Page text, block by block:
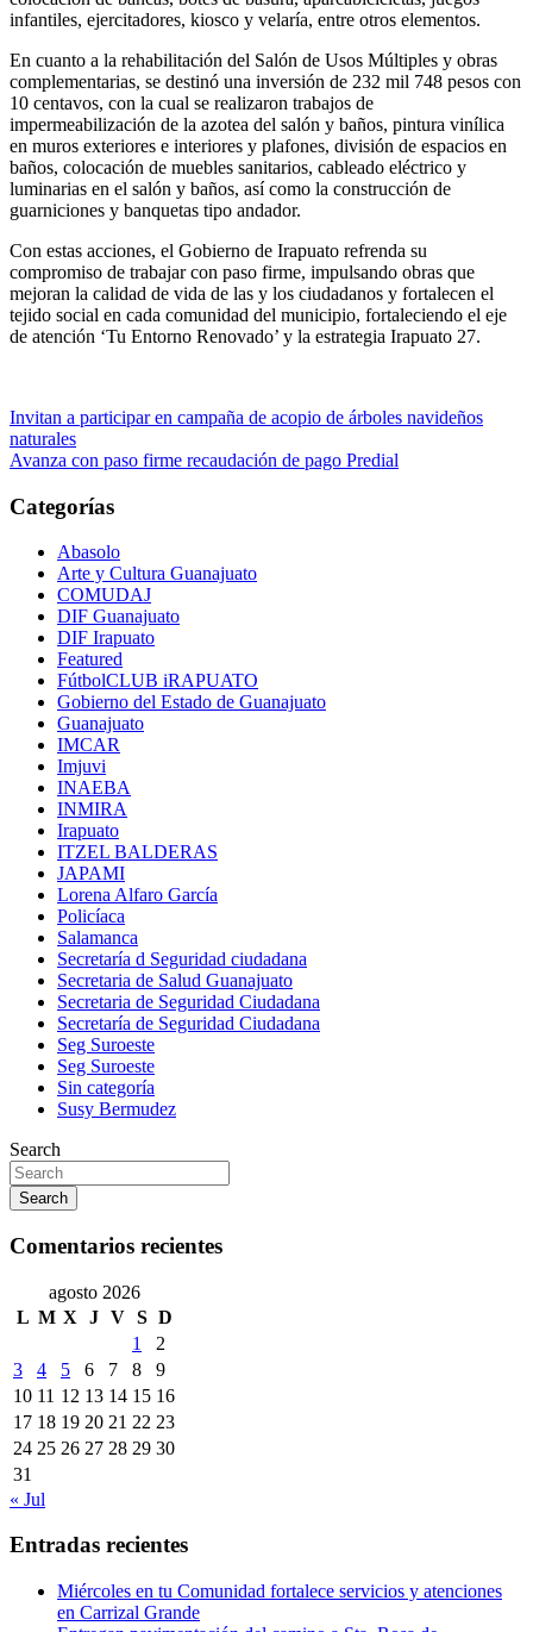
infantiles, ejercitadores, kiosco y velaría, entre otros elementos.
En cuanto a la rehabilitación del Salón de Usos Múltiples y obras
complementarias, se destinó una inversión de 232 mil 748 pesos con
10 centavos, con la cual se realizaron trabajos de
impermeabilización de la azotea del salón y baños, pintura vinílica
en muros exteriores e interiores y plafones, división de espacios en
baños, colocación de muebles sanitarios, cableado eléctrico y
luminarias en el salón y baños, así como la construcción de
guarniciones y banquetas tipo andador.
Con estas acciones, el Gobierno de Irapuato refrenda su
compromiso de trabajar con paso firme, impulsando obras que
mejoran la calidad de vida de las y los ciudadanos y fortalecen el
tejido social en cada comunidad del municipio, fortaleciendo el eje
de atención ‘Tu Entorno Renovado’ y la estrategia Irapuato 27.
Navegación
de
Invitan a participar en campaña de acopio de árboles navideños
naturales
Avanza con paso firme recaudación de pago Predial
Categorías
Abasolo
Arte y Cultura Guanajuato
COMUDAJ
DIF Guanajuato
DIF Irapuato
Featured
FútbolCLUB iRAPUATO
Gobierno del Estado de Guanajuato
Guanajuato
IMCAR
Imjuvi
INAEBA
INMIRA
Irapuato
ITZEL BALDERAS
JAPAMI
Lorena Alfaro García
Policíaca
Salamanca
Secretaría d Seguridad ciudadana
Secretaria de Salud Guanajuato
Secretaria de Seguridad Ciudadana
Secretaría de Seguridad Ciudadana
Seg Suroeste
Seg Suroeste
Sin categoría
Susy Bermudez
Search
Search
Comentarios recientes
agosto 2026
L M X J V S D
1
2
3
4 5 6 7 8
9
10 11 12 13 14 15 16
17 18 19 20 21 22 23
24 25 26 27 28 29 30
31
« Jul
Entradas recientes
Miércoles en tu Comunidad fortalece servicios y atenciones
en Carrizal Grande